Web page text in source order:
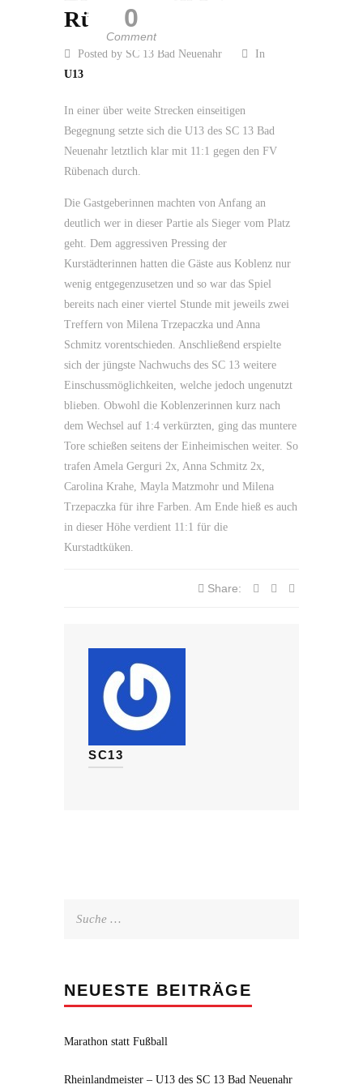
0
Comment
Rübenach
Posted by SC 13 Bad Neuenahr
In
U13
In einer über weite Strecken einseitigen
Begegnung setzte sich die U13 des SC 13 Bad
Neuenahr letztlich klar mit 11:1 gegen den FV
Rübenach durch.
Die Gastgeberinnen machten von Anfang an
deutlich wer in dieser Partie als Sieger vom Platz
geht. Dem aggressiven Pressing der
Kurstädterinnen hatten die Gäste aus Koblenz nur
wenig entgegenzusetzen und so war das Spiel
bereits nach einer viertel Stunde mit jeweils zwei
Treffern von Milena Trzepaczka und Anna
Schmitz vorentschieden. Anschließend erspielte
sich der jüngste Nachwuchs des SC 13 weitere
Einschussmöglichkeiten, welche jedoch ungenutzt
blieben. Obwohl die Koblenzerinnen kurz nach
dem Wechsel auf 1:4 verkürzten, ging das muntere
Tore schießen seitens der Einheimischen weiter. So
trafen Amela Gerguri 2x, Anna Schmitz 2x,
Carolina Krahe, Mayla Matzmohr und Milena
Trzepaczka für ihre Farben. Am Ende hieß es auch
in dieser Höhe verdient 11:1 für die
Kurstadtküken.
Share:
SC13
NEUESTE BEITRÄGE
Marathon statt Fußball
Rheinlandmeister – U13 des SC 13 Bad Neuenahr